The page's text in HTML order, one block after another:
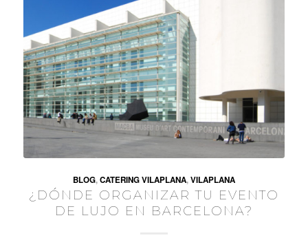
BLOG,CATERING VILAPLANA,VILAPLANA
¿DÓNDE ORGANIZAR TU EVENTO
DE LUJO EN BARCELONA?